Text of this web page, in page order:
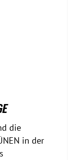
die
in der